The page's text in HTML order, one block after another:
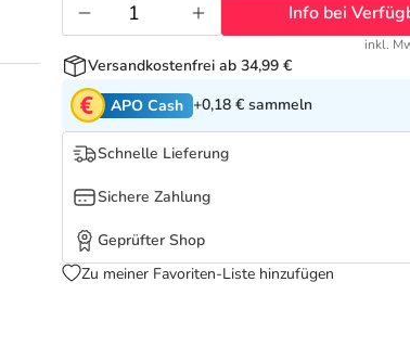
Info bei
inkl.
Versandkostenfrei ab 34,99 €
APO Cash +0,18 € sammeln
Schnelle Lieferung
Sichere Zahlung
Geprüfter Shop
Zu meiner Favoriten-Liste hinzufügen